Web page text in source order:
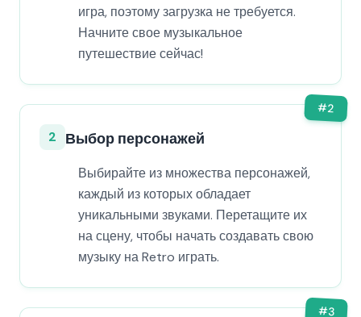
игра, поэтому загрузка не требуется.
Начните свое музыкальное
путешествие сейчас!
#2
2 Выбор персонажей
Выбирайте из множества персонажей,
каждый из которых обладает
уникальными звуками. Перетащите их
на сцену, чтобы начать создавать свою
музыку на Retro играть.
#3